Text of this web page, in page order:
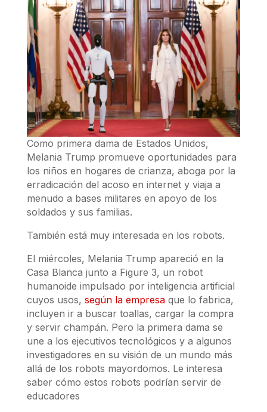
Como primera dama de Estados Unidos,
Melania Trump promueve oportunidades para
los niños en hogares de crianza, aboga por la
erradicación del acoso en internet y viaja a
menudo a bases militares en apoyo de los
soldados y sus familias.
También está muy interesada en los robots.
El miércoles, Melania Trump apareció en la
Casa Blanca junto a Figure 3, un robot
humanoide impulsado por inteligencia artificial
cuyos usos, según la empresaque lo fabrica,
incluyen ir a buscar toallas, cargar la compra
y servir champán. Pero la primera dama se
une a los ejecutivos tecnológicos y a algunos
investigadores en su visión de un mundo más
allá de los robots mayordomos. Le interesa
saber cómo estos robots podrían servir de
educadores